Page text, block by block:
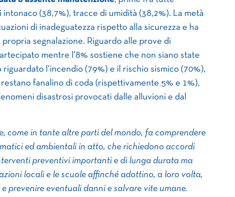
(38,7%), tracce di umidità (38,2%). La metà
di inadeguatezza rispetto alla sicurezza e ha
segnalazione. Riguardo alle prove di
mentre l’8% sostiene che non siano state
l’incendio (79%) e il rischio sismico (70%),
fanalino di coda (rispettivamente 5% e 1%),
disastrosi provocati dalle alluvioni e dal
come in tante altre parti del mondo, fa comprendere
ed ambientali in atto, che richiedono accordi
preventivi importanti e di lunga durata ma
locali e le scuole affinché adottino, a loro volta,
prevenire eventuali danni e salvare vite umane.